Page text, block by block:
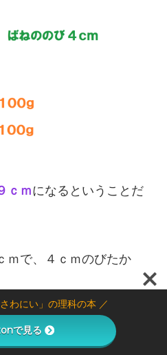
ｃｍになるということだ
ｍで、４ｃｍのびたか
わにい」の理科の本 ／
で見る